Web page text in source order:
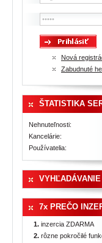
Nová
Zabudnuté
ŠTATISTIKA
Nehnuteľnosti:
Kancelárie:
Používatelia:
VYHĽADÁVANIE
7x PREČO
inzercia ZDARMA
rôzne pokročilé